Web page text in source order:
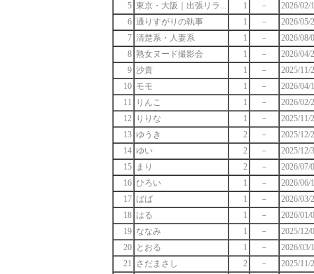
5 東京・大阪｜出張リラ... 1 －
2026/02/
6 通りすがりの執事 1 －
2026/05/
7 清楚系・人妻系 1 －
2026/08/
8 熟女ヌード撮影会 1 －
2026/04/
9 沙貴 1 －
2025/11/
10 モモ 1 －
2026/04/
11
りんこ 1 －
2026/02/
12 りりな 1 －
2025/11/
13 ゆうき 2 －
2025/12/
14 ゆい 2 －
2025/12/
15 まり 2 －
2026/07/
16 ひろい 1 －
2026/06/
17 ばば 1 －
2026/03/
18 はる 1 －
2026/01/
19 ななみ 1 －
2025/12/
20 とおる 1 －
2026/03/
21 さだまさし 2 －
2025/11/